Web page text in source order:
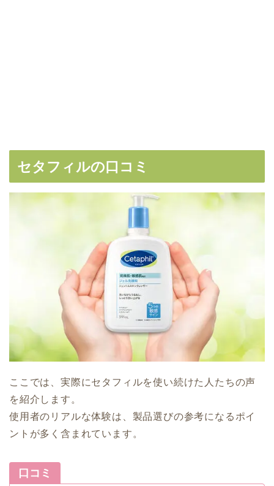
セタフィルの口コミ
ここでは、実際にセタフィルを使い続けた人たちの声
を紹介します。
使用者のリアルな体験は、製品選びの参考になるポイ
ントが多く含まれています。
口コミ